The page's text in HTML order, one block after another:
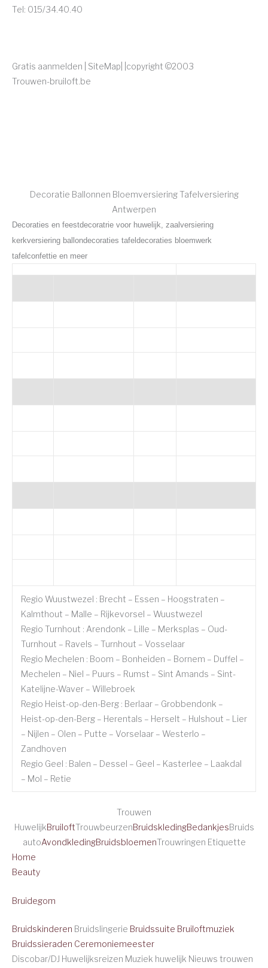
Tel: 015/34.40.40
Gratis aanmelden | SiteMap| |copyright ©2003
Trouwen-bruiloft.be
Decoratie Ballonnen Bloemversiering Tafelversiering
Antwerpen
Decoraties en feestdecoratrie voor huwelijk, zaalversiering
kerkversiering ballondecoraties tafeldecoraties bloemwerk
tafelconfettie en meer
Regio Wuustwezel : Brecht – Essen – Hoogstraten –
Kalmthout – Malle – Rijkevorsel – Wuustwezel
Regio Turnhout : Arendonk – Lille – Merksplas – Oud-
Turnhout – Ravels – Turnhout – Vosselaar
Regio Mechelen : Boom – Bonheiden – Bornem – Duffel –
Mechelen – Niel – Puurs – Rumst – Sint Amands – Sint-
Katelijne-Waver – Willebroek
Regio Heist-op-den-Berg : Berlaar – Grobbendonk –
Heist-op-den-Berg – Herentals – Herselt – Hulshout – Lier
– Nijlen – Olen – Putte – Vorselaar – Westerlo –
Zandhoven
Regio Geel : Balen – Dessel – Geel – Kasterlee – Laakdal
– Mol – Retie
Trouwen
HuwelijkBruiloftTrouwbeurzenBruidskledingBedankjesBruids
autoAvondkledingBruidsbloemenTrouwringen Etiquette
Home
Beauty
Bruidegom
Bruidskinderen Bruidslingerie Bruidssuite Bruiloftmuziek
Bruidssieraden Ceremoniemeester
Discobar/DJ Huwelijksreizen Muziek huwelijk Nieuws trouwen